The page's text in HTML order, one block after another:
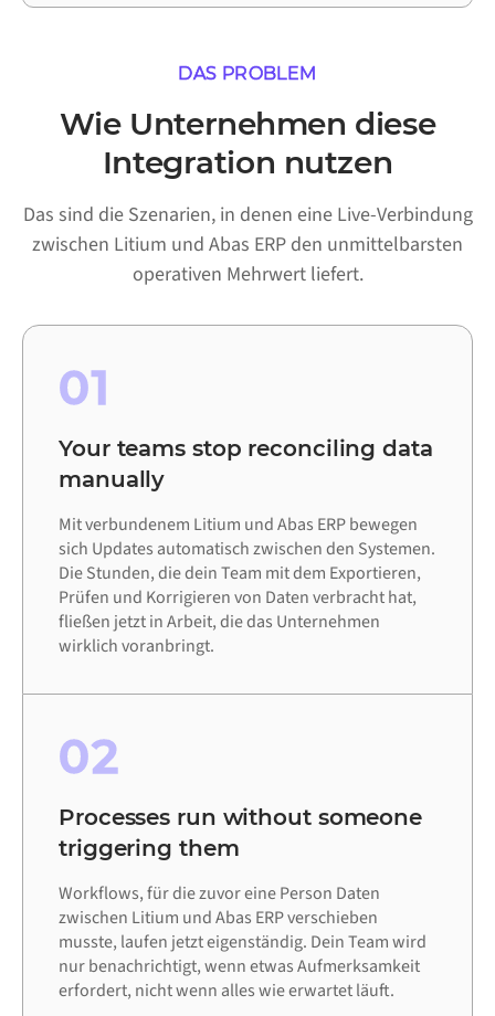
DAS PROBLEM
Wie Unternehmen diese
Integration nutzen
Das sind die Szenarien, in denen eine Live-Verbindung
zwischen Litium und Abas ERP den unmittelbarsten
operativen Mehrwert liefert.
01
Your teams stop reconciling data
manually
Mit verbundenem Litium und Abas ERP bewegen
sich Updates automatisch zwischen den Systemen.
Die Stunden, die dein Team mit dem Exportieren,
Prüfen und Korrigieren von Daten verbracht hat,
fließen jetzt in Arbeit, die das Unternehmen
wirklich voranbringt.
02
Processes run without someone
triggering them
Workflows, für die zuvor eine Person Daten
zwischen Litium und Abas ERP verschieben
musste, laufen jetzt eigenständig. Dein Team wird
nur benachrichtigt, wenn etwas Aufmerksamkeit
erfordert, nicht wenn alles wie erwartet läuft.